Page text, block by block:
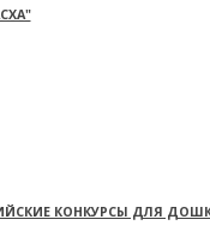
КОНКУРСЫ ДЛЯ